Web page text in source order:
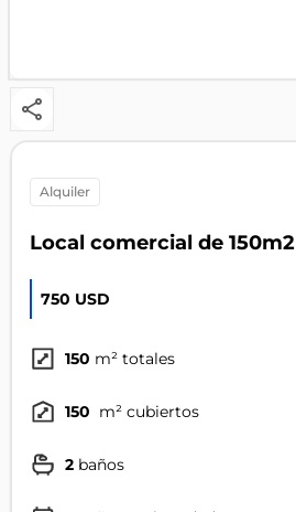
alquiler
Local comercial de 150m2
750 USD
150 m² totales
150 m² cubiertos
2 baños